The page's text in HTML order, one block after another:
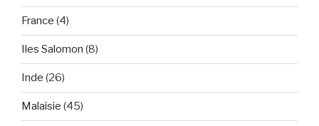
France (4)
Iles Salomon (8)
Inde (26)
Malaisie (45)